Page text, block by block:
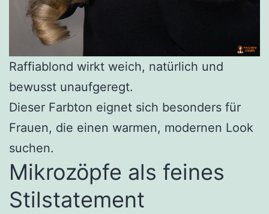
Raffiablond wirkt weich, natürlich und
bewusst unaufgeregt.
Dieser Farbton eignet sich besonders für
Frauen, die einen warmen, modernen Look
suchen.
Mikrozöpfe als feines
Stilstatement